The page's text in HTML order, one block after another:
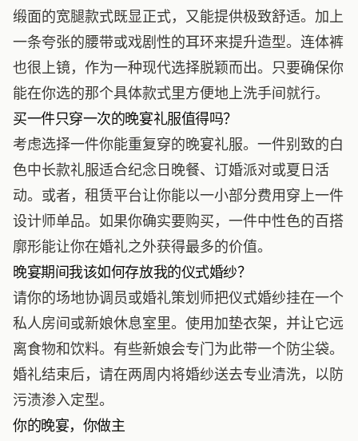
缎面的宽腿款式既显正式，又能提供极致舒适。加上
一条夸张的腰带或戏剧性的耳环来提升造型。连体裤
也很上镜，作为一种现代选择脱颖而出。只要确保你
能在你选的那个具体款式里方便地上洗手间就行。
买一件只穿一次的晚宴礼服值得吗？
考虑选择一件你能重复穿的晚宴礼服。一件别致的白
色中长款礼服适合纪念日晚餐、订婚派对或夏日活
动。或者，租赁平台让你能以一小部分费用穿上一件
设计师单品。如果你确实要购买，一件中性色的百搭
廓形能让你在婚礼之外获得最多的价值。
晚宴期间我该如何存放我的仪式婚纱？
请你的场地协调员或婚礼策划师把仪式婚纱挂在一个
私人房间或新娘休息室里。使用加垫衣架，并让它远
离食物和饮料。有些新娘会专门为此带一个防尘袋。
婚礼结束后，请在两周内将婚纱送去专业清洗，以防
污渍渗入定型。
你的晚宴，你做主